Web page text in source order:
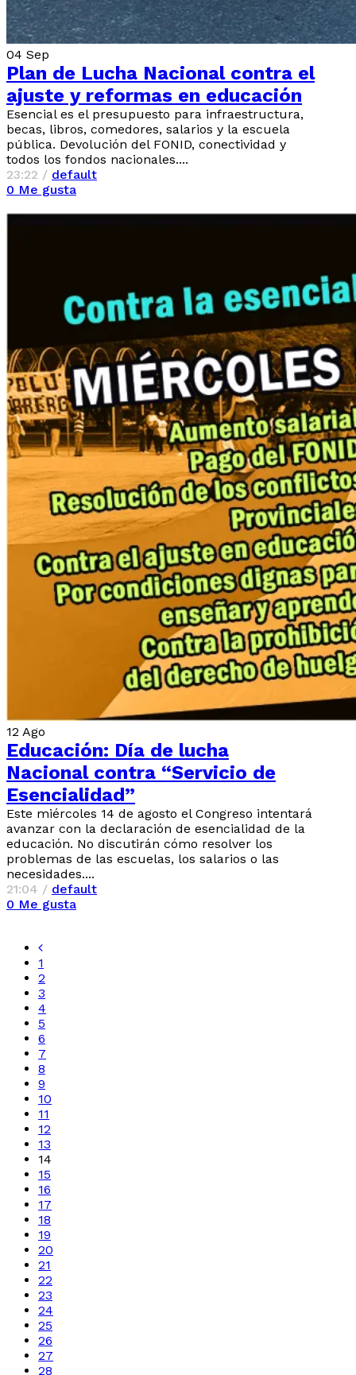
04 Sep
Plan de Lucha Nacional contra el
ajuste y reformas en educación
Esencial es el presupuesto para infraestructura,
becas, libros, comedores, salarios y la escuela
pública. Devolución del FONID, conectividad y
todos los fondos nacionales....
23:22 / default
0 Me gusta
12 Ago
Educación: Día de lucha
Nacional contra “Servicio de
Esencialidad”
Este miércoles 14 de agosto el Congreso intentará
avanzar con la declaración de esencialidad de la
educación. No discutirán cómo resolver los
problemas de las escuelas, los salarios o las
necesidades....
21:04 / default
0 Me gusta
1
2
3
4
5
6
7
8
9
10
11
12
13
14
15
16
17
18
19
20
21
22
23
24
25
26
27
28